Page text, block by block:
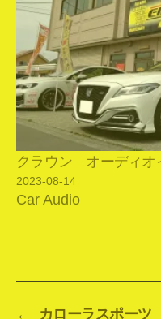
クラウン オーディオ
2023-08-14
Car Audio
←
カローラスポー